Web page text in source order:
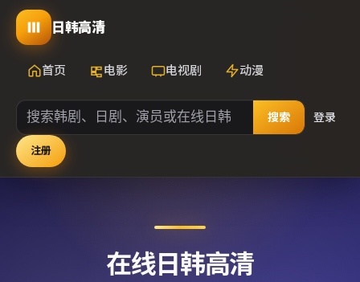
日韩高清
首页 电影 电视剧 动漫
搜索 登录
注册
在线日韩高清